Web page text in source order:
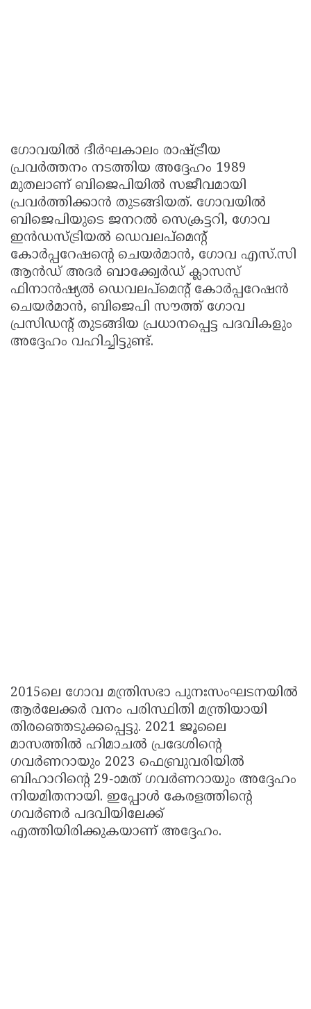
ഗോവയിൽ ദീർഘകാലം രാഷ്ട്രീയ
പ്രവർത്തനം നടത്തിയ അദ്ദേഹം 1989
മുതലാണ് ബിജെപിയിൽ സജീവമായി
പ്രവർത്തിക്കാൻ തുടങ്ങിയത്. ഗോവയിൽ
ബിജെപിയുടെ ജനറൽ സെക്രട്ടറി, ഗോവ
ഇൻഡസ്ട്രിയൽ ഡെവലപ്‌മെന്റ്
കോർപ്പറേഷന്റെ ചെയർമാൻ, ഗോവ എസ്.സി
ആൻഡ് അദർ ബാക്ക്വേർഡ് ക്ലാസസ്
ഫിനാൻഷ്യൽ ഡെവലപ്‌മെന്റ് കോർപ്പറേഷൻ
ചെയർമാൻ, ബിജെപി സൗത്ത് ഗോവ
പ്രസിഡന്റ് തുടങ്ങിയ പ്രധാനപ്പെട്ട പദവികളും
അദ്ദേഹം വഹിച്ചിട്ടുണ്ട്.
2015ലെ ഗോവ മന്ത്രിസഭാ പുനഃസംഘടനയിൽ
ആർലേക്കർ വനം പരിസ്ഥിതി മന്ത്രിയായി
തിരഞ്ഞെടുക്കപ്പെട്ടു. 2021 ജൂലൈ
മാസത്തിൽ ഹിമാചൽ പ്രദേശിന്റെ
ഗവർണറായും 2023 ഫെബ്രുവരിയിൽ
ബിഹാറിന്റെ 29-ാമത് ഗവർണറായും അദ്ദേഹം
നിയമിതനായി. ഇപ്പോൾ കേരളത്തിന്റെ
ഗവർണർ പദവിയിലേക്ക്
എത്തിയിരിക്കുകയാണ് അദ്ദേഹം.